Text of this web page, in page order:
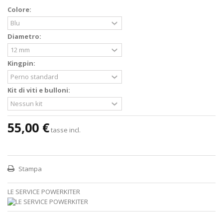
Colore:
Diametro:
Kingpin:
Kit di viti e bulloni:
55,00 €tasse incl.
Stampa
LE SERVICE POWERKITER